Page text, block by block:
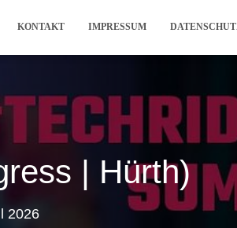
KONTAKT IMPRESSUM
| Hürth)
2026